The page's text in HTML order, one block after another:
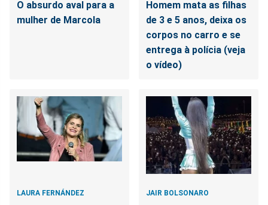
O absurdo aval para a
mulher de Marcola
Homem mata as filhas
de 3 e 5 anos, deixa os
corpos no carro e se
entrega à polícia (veja
o vídeo)
LAURA FERNÁNDEZ JAIR BOLSONARO